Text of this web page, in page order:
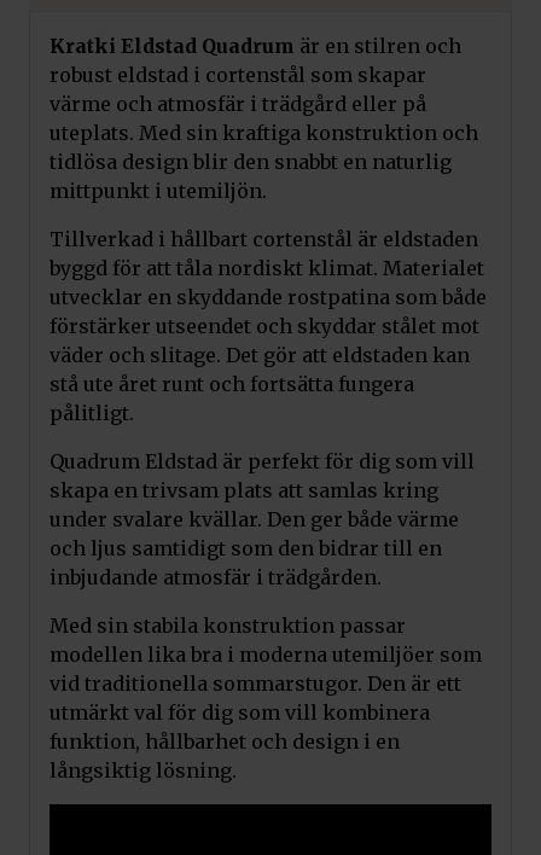
Kratki Eldstad Quadrum är en stilren och
robust eldstad i cortenstål som skapar
värme och atmosfär i trädgård eller på
uteplats. Med sin kraftiga konstruktion och
tidlösa design blir den snabbt en naturlig
mittpunkt i utemiljön.
Tillverkad i hållbart cortenstål är eldstaden
byggd för att tåla nordiskt klimat. Materialet
utvecklar en skyddande rostpatina som både
förstärker utseendet och skyddar stålet mot
väder och slitage. Det gör att eldstaden kan
stå ute året runt och fortsätta fungera
pålitligt.
Quadrum Eldstad är perfekt för dig som vill
skapa en trivsam plats att samlas kring
under svalare kvällar. Den ger både värme
och ljus samtidigt som den bidrar till en
inbjudande atmosfär i trädgården.
Med sin stabila konstruktion passar
modellen lika bra i moderna utemiljöer som
vid traditionella sommarstugor. Den är ett
utmärkt val för dig som vill kombinera
funktion, hållbarhet och design i en
långsiktig lösning.